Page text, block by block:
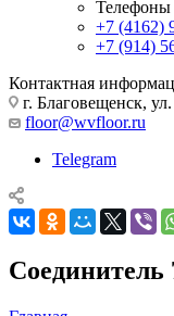
Телефоны
+7 (4162)
+7 (914)
Контактная
г. Благовещенск,
floor@wvfloor.ru
Telegram